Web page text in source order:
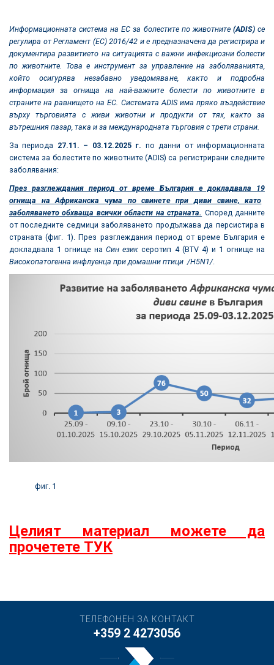
Информационната система на ЕС за болестите по животните (ADIS)се
регулира от Регламент (ЕС) 2016/42 и е предназначена да регистрира и
документира развитието на ситуацията с важни инфекциозни болести
по животните. Това е инструмент за управление на заболяванията,
който осигурява незабавно уведомяване, както и подробна
информация за огнища на най-важните болести по животните в
страните на равнището на ЕС. Системата ADIS има пряко въздействие
върху търговията с живи животни и продукти от тях, както за
вътрешния пазар, така и за международната търговия с трети страни.
За периода 27.11. – 03.1 2.2025 г. по данни от информационната
система за болестите по животните (ADIS) са регистрирани следните
заболявания:
През разглеждания период от време България е докладвала 19
огнища на Африканска чума по свинете при диви свине, като
заболяването обхваща всички области на страната. Според данните
от последните седмици заболяването продължава да персистира в
страната (фиг. 1). През разглеждания период от време България е
докладвала 1 огнище наСин език серотип 4 (BTV 4) и 1 огнище на
Високопатогенна инфлуенца при домашни птици /Н5N1/.
фиг. 1
Целият материал можете да
прочетете ТУК
ТЕЛЕФОНЕН ЗА КОНТАКТ
+359 2 4273056